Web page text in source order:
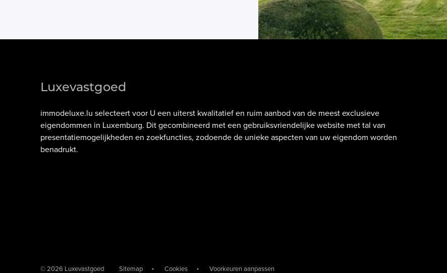
Luxevastgoed
immodeluxe.lu selecteert voor U een uiterst kwalitatief en ruim aanbod van de meest exclusieve
eigendommen in Luxemburg. Dit gecombineerd met een gebruiksvriendelijke website met tal van
presentatiemogelijkheden en zoekfuncties, zodoende de unieke aspecten van uw eigendom worden
benadrukt.
© 2026 Luxevastgoed Sitemap Cookies Voorkeuren aanpassen